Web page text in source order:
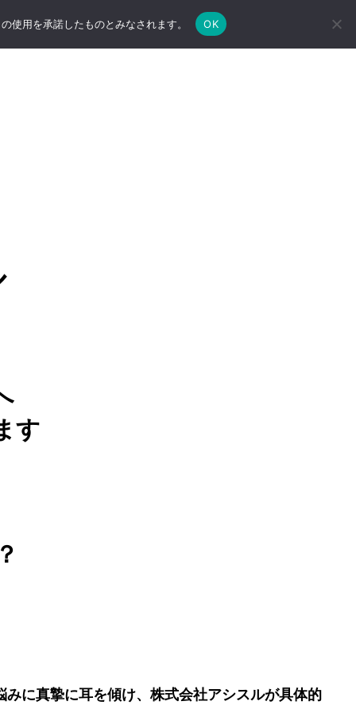
す
に真摯に耳を傾け、株式会社アシスルが具体的
用を承諾したものとみなされます。 OK